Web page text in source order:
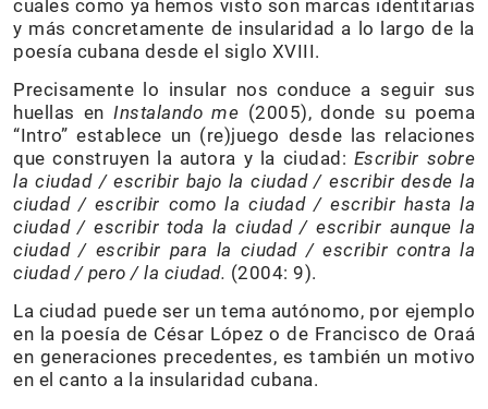
cuales como ya hemos visto son marcas identitarias
y más concretamente de insularidad a lo largo de la
poesía cubana desde el siglo XVIII.
Precisamente lo insular nos conduce a seguir sus
huellas enInstalando me (2005), donde su poema
“Intro” establece un (re)juego desde las relaciones
que construyen la autora y la ciudad: Escribir sobre
la ciudad / escribir bajo la ciudad / escribir desde la
ciudad / escribir como la ciudad / escribir hasta la
ciudad / escribir toda la ciudad / escribir aunque la
ciudad / escribir para la ciudad / escribir contra la
ciudad / pero / la ciudad. (2004: 9).
La ciudad puede ser un tema autónomo, por ejemplo
en la poesía de César López o de Francisco de Oraá
en generaciones precedentes, es también un motivo
en el canto a la insularidad cubana.